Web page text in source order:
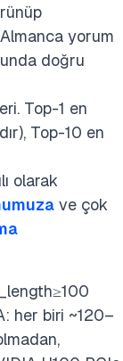
yorum
doğru
Top-1 en
Top-10 en
olarak
ve çok
her biri ~120–